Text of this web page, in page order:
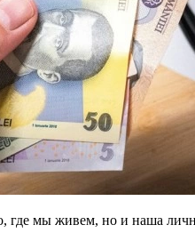
где мы живем, но и наша